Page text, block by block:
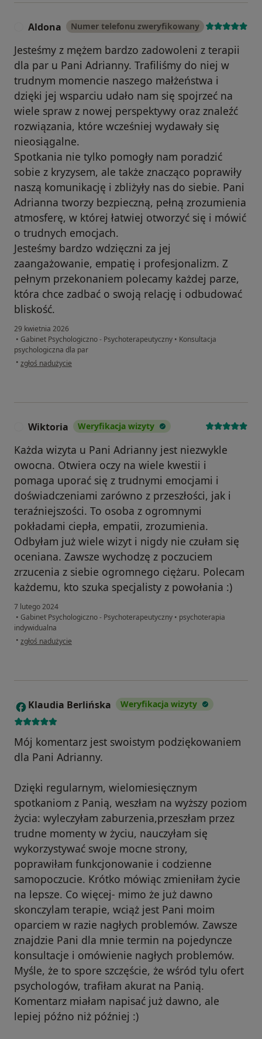
Aldona Numer telefonu zweryfikowany
Jesteśmy z mężem bardzo zadowoleni z terapii
dla par u Pani Adrianny. Trafiliśmy do niej w
trudnym momencie naszego małżeństwa i
dzięki jej wsparciu udało nam się spojrzeć na
wiele spraw z nowej perspektywy oraz znaleźć
rozwiązania, które wcześniej wydawały się
nieosiągalne.
Spotkania nie tylko pomogły nam poradzić
sobie z kryzysem, ale także znacząco poprawiły
naszą komunikację i zbliżyły nas do siebie. Pani
Adrianna tworzy bezpieczną, pełną zrozumienia
atmosferę, w której łatwiej otworzyć się i mówić
o trudnych emocjach.
Jesteśmy bardzo wdzięczni za jej
zaangażowanie, empatię i profesjonalizm. Z
pełnym przekonaniem polecamy każdej parze,
która chce zadbać o swoją relację i odbudować
bliskość.
29 kwietnia 2026
• Gabinet Psychologiczno - Psychoterapeutyczny • Konsultacja
psychologiczna dla par
• w opinii użytkownika Aldona
zgłoś nadużycie
Wiktoria Weryfikacja wizyty
Każda wizyta u Pani Adrianny jest niezwykle
owocna. Otwiera oczy na wiele kwestii i
pomaga uporać się z trudnymi emocjami i
doświadczeniami zarówno z przeszłości, jak i
teraźniejszości. To osoba z ogromnymi
pokładami ciepła, empatii, zrozumienia.
Odbyłam już wiele wizyt i nigdy nie czułam się
oceniana. Zawsze wychodzę z poczuciem
zrzucenia z siebie ogromnego ciężaru. Polecam
każdemu, kto szuka specjalisty z powołania :)
7 lutego 2024
• Gabinet Psychologiczno - Psychoterapeutyczny • psychoterapia
indywidualna
• w opinii użytkownika Wiktoria
zgłoś nadużycie
K Klaudia Berlińska Weryfikacja wizyty
Mój komentarz jest swoistym podziękowaniem
dla Pani Adrianny.
Dzięki regularnym, wielomiesięcznym
spotkaniom z Panią, weszłam na wyższy poziom
życia: wyleczyłam zaburzenia,przeszłam przez
trudne momenty w życiu, nauczyłam się
wykorzystywać swoje mocne strony,
poprawiłam funkcjonowanie i codzienne
samopoczucie. Krótko mówiąc zmieniłam życie
na lepsze. Co więcej- mimo że już dawno
skonczylam terapie, wciąż jest Pani moim
oparciem w razie nagłych problemów. Zawsze
znajdzie Pani dla mnie termin na pojedyncze
konsultacje i omówienie nagłych problemów.
Myśle, że to spore szczęście, że wśród tylu ofert
psychologów, trafiłam akurat na Panią.
Komentarz miałam napisać już dawno, ale
lepiej późno niż później :)